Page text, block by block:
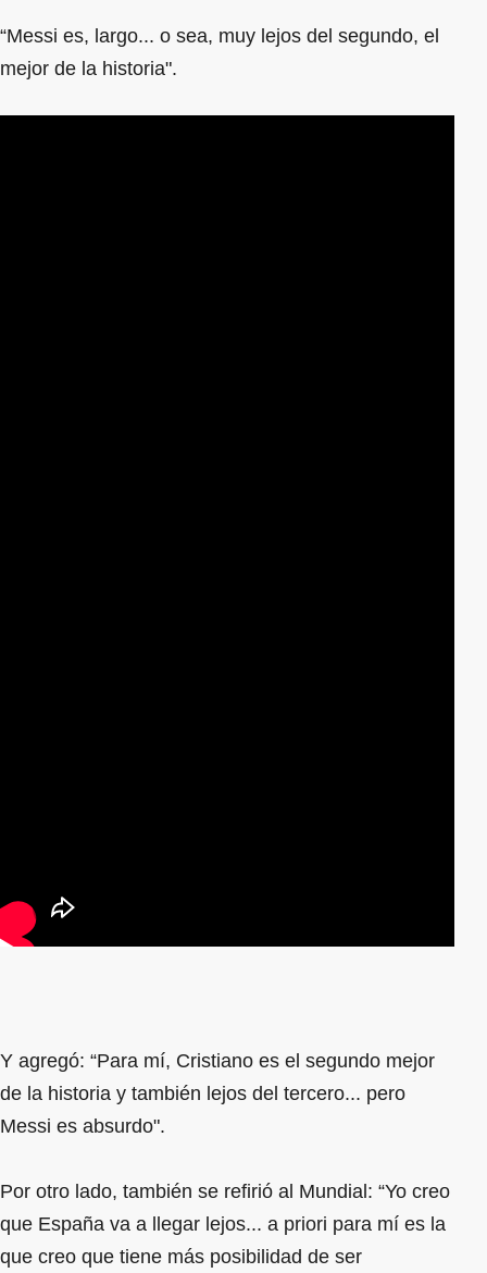
“Messi es, largo... o sea, muy lejos del segundo, el
mejor de la historia".
Y agregó: “Para mí, Cristiano es el segundo mejor
de la historia y también lejos del tercero... pero
Messi es absurdo".
Por otro lado, también se refirió al Mundial: “Yo creo
que España va a llegar lejos... a priori para mí es la
que creo que tiene más posibilidad de ser